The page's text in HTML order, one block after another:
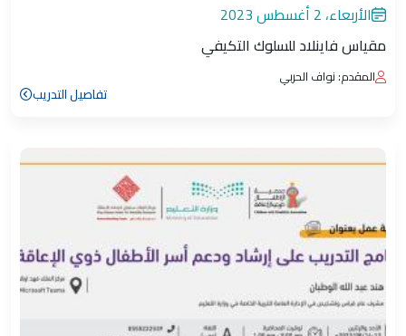
الأربعاء، 2 أغسطس 2023
مقياس فاينلاد للسلوك التكيفي
المقدم: نواف الحربي
تفاصيل التدريب